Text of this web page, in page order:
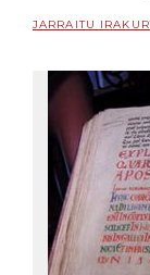
JARRAITU